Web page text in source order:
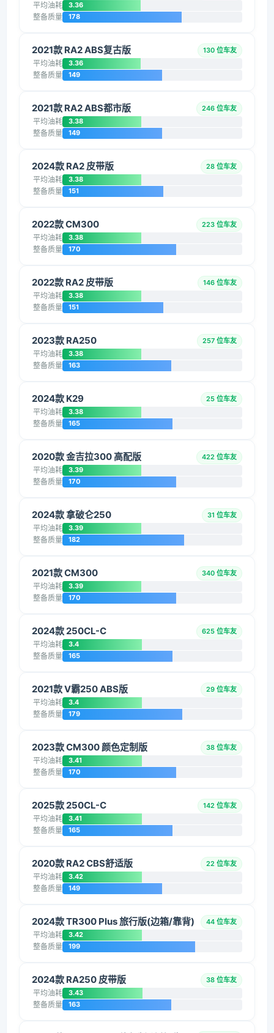
平均油耗 3.36
整备质量 178
2021款 RA2 ABS复古版 130 位车友
平均油耗 3.36
整备质量 149
2021款 RA2 ABS都市版 246 位车友
平均油耗 3.38
整备质量 149
2024款 RA2 皮带版 28 位车友
平均油耗 3.38
整备质量 151
2022款 CM300 223 位车友
平均油耗 3.38
整备质量 170
2022款 RA2 皮带版 146 位车友
平均油耗 3.38
整备质量 151
2023款 RA250 257 位车友
平均油耗 3.38
整备质量 163
2024款 K29 25 位车友
平均油耗 3.38
整备质量 165
2020款 金吉拉300 高配版 422 位车友
平均油耗 3.39
整备质量 170
2024款 拿破仑250 31 位车友
平均油耗 3.39
整备质量 182
2021款 CM300 340 位车友
平均油耗 3.39
整备质量 170
2024款 250CL-C 625 位车友
平均油耗 3.4
整备质量 165
2021款 V霸250 ABS版 29 位车友
平均油耗 3.4
整备质量 179
2023款 CM300 颜色定制版 38 位车友
平均油耗 3.41
整备质量 170
2025款 250CL-C 142 位车友
平均油耗 3.41
整备质量 165
2020款 RA2 CBS舒适版 22 位车友
平均油耗 3.42
整备质量 149
2024款 TR300 Plus 旅行版(边箱/靠背) 44 位车友
平均油耗 3.42
整备质量 199
2024款 RA250 皮带版 38 位车友
平均油耗 3.43
整备质量 163